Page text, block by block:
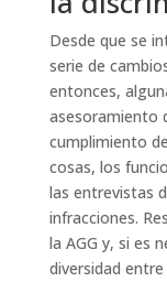
Desde que se
serie de
entonces,
asesoramiento
cumplimiento
cosas, los
las entrevistas
infracciones.
la AGG y, si es
diversidad